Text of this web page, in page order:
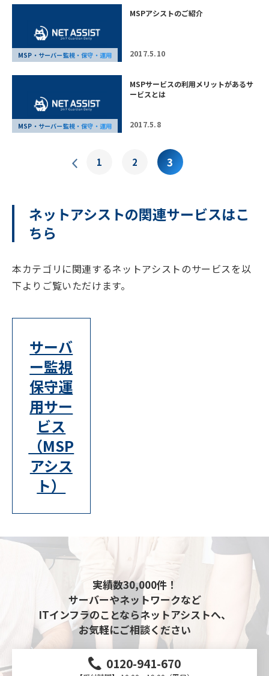
MSP・サーバー監視・保守・運用
MSPアシストのご紹介
2017.5.10
MSP・サーバー監視・保守・運用
MSPサービスの利用メリットがあるサ
ービスとは
2017.5.8
1 2 3
ネットアシストの関連サービスはこ
ちら
本カテゴリに関連するネットアシストのサービスを以
下よりご覧いただけます。
サーバ
ー監視
保守運
用サー
ビス
（MSP
アシス
ト）
実績数30,000件！
サーバーやネットワークなど
ITインフラのことならネットアシストへ、
お気軽にご相談ください
0120-941-670